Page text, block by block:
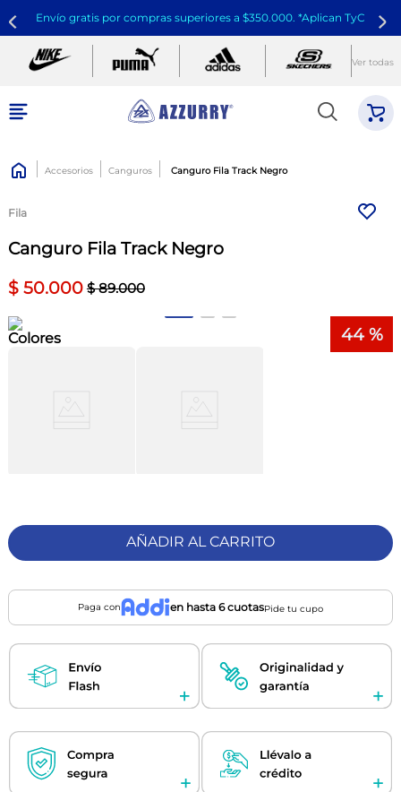
Envío gratis por compras superiores a $350.000. *Aplican TyC
Ver todas
Accesorios Canguros Canguro Fila Track Negro
Fila
Canguro Fila Track Negro
$ 50.000 $ 89.000
44 %
Colores
AÑADIR AL CARRITO
Paga con en hasta 6 cuotasPide tu cupo